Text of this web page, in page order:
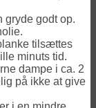
gryde godt op.
tilsættes
minuts tid.
dampe i ca. 2
på ikke at give